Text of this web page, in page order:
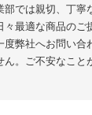
では親切、丁寧
最適な商品のご
度弊社へお問い合
ん。ご不安なこと